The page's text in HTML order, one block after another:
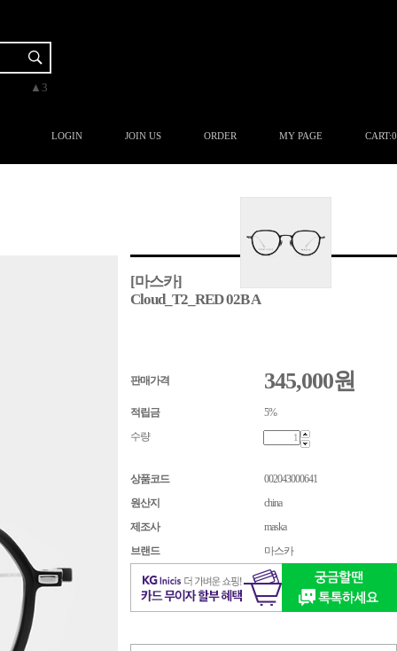
▲5
▲3
▲1
▼-1
▼-1
LOGIN JOIN US ORDER MY PAGE CART:0
[마스카]
Cloud_T2_RED 02B A
판매가격 345,000원
적립금
5%
수량
상품코드
002043000641
원산지
china
제조사
maska
브랜드
마스카